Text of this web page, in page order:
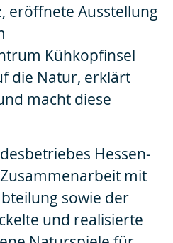
eröffnete Ausstellung
Kühkopfinsel
die Natur, erklärt
macht diese
Hessen-
mit
sowie der
und realisierte